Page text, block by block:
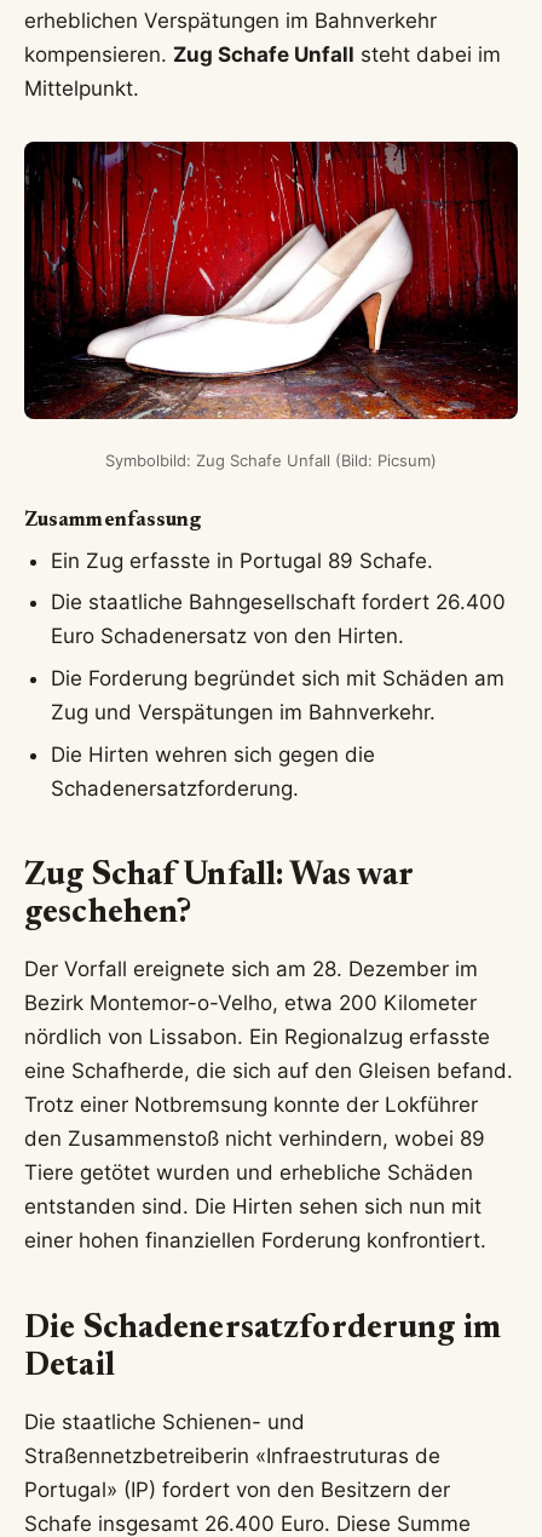
erheblichen Verspätungen im Bahnverkehr
kompensieren. Zug Schafe Unfall steht dabei im
Mittelpunkt.
Symbolbild: Zug Schafe Unfall (Bild: Picsum)
Zusammenfassung
Ein Zug erfasste in Portugal 89 Schafe.
Die staatliche Bahngesellschaft fordert 26.400
Euro Schadenersatz von den Hirten.
Die Forderung begründet sich mit Schäden am
Zug und Verspätungen im Bahnverkehr.
Die Hirten wehren sich gegen die
Schadenersatzforderung.
Zug Schaf Unfall: Was war
geschehen?
Der Vorfall ereignete sich am 28. Dezember im
Bezirk Montemor-o-Velho, etwa 200 Kilometer
nördlich von Lissabon. Ein Regionalzug erfasste
eine Schafherde, die sich auf den Gleisen befand.
Trotz einer Notbremsung konnte der Lokführer
den Zusammenstoß nicht verhindern, wobei 89
Tiere getötet wurden und erhebliche Schäden
entstanden sind. Die Hirten sehen sich nun mit
einer hohen finanziellen Forderung konfrontiert.
Die Schadenersatzforderung im
Detail
Die staatliche Schienen- und
Straßennetzbetreiberin «Infraestruturas de
Portugal» (IP) fordert von den Besitzern der
Schafe insgesamt 26.400 Euro. Diese Summe